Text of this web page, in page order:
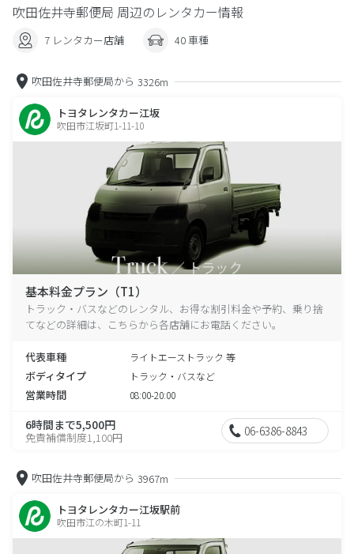
吹田佐井寺郵便局 周辺のレンタカー情報
7 レンタカー店舗 40 車種
吹田佐井寺郵便局から 3326m
トヨタレンタカー江坂
吹田市江坂町1-11-10
基本料金プラン（T1）
トラック・バスなどのレンタル、お得な割引料金や予約、乗り捨
てなどの詳細は、こちらから各店舗にお電話ください。
代表車種 ライトエーストラック 等
ボディタイプ トラック・バスなど
営業時間 08:00-20:00
6時間まで5,500円
免責補償制度1,100円 06-6386-8843
吹田佐井寺郵便局から 3967m
トヨタレンタカー江坂駅前
吹田市江の木町1-11